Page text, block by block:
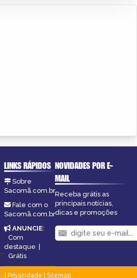
LINKS RÁPIDOS
Sobre
Sacomã.com.br
Fale com o
Sacomã.com.br
ANUNCIE:
Com
destaque |
Grátis
NOVIDADES POR E-
MAIL
Receba grátis as
principais notícias,
dicas e promoções
Privacidade
Sitemap